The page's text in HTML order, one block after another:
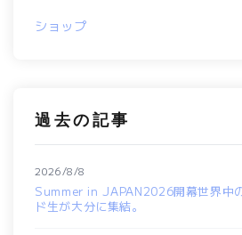
ショップ
過去の記事
Summer in JAPAN2026開幕世界中
ド生が大分に集結。
2026/8/8